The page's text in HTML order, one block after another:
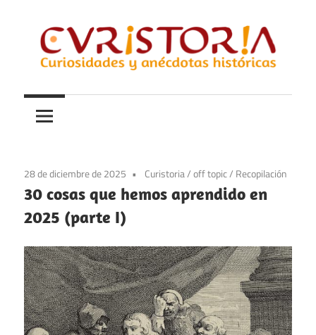
contenido
Curistoria
y
anécdotas
historia
28 de diciembre de 2025 Curistoria/off topic/ Recopilación
30 cosas que hemos aprendido en
2025 (parte I)